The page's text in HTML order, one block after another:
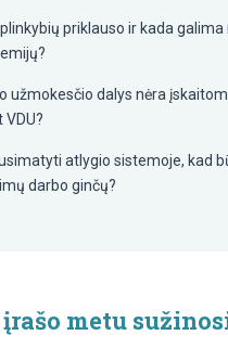
priklauso ir kada
užmokesčio dalys nėra
atlygio sistemoje, kad
darbo ginčų?
metu